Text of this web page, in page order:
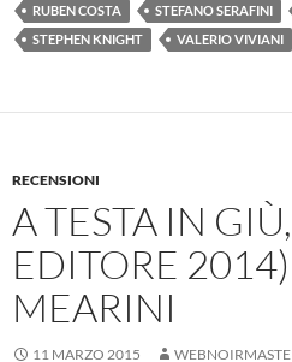
RUBEN COSTA
STEFANO SERAFINI
STEPHEN KNIGHT
VALERIO VIVIANI
RECENSIONI
A TESTA IN
EDITORE
MEARINI
11 MARZO 2015